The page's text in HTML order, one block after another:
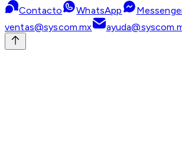
Contacto
WhatsApp
ventas@syscom.mx